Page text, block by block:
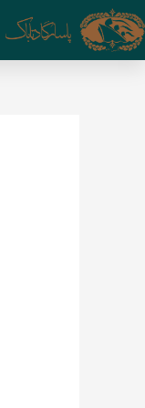
پرش
به
محتوا